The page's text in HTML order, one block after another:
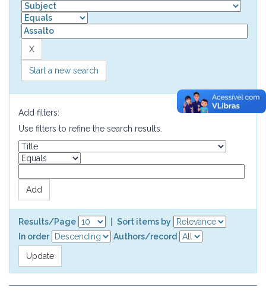
Start a new search
Add filters:
Use filters to refine the search results.
Results/Page
Sort items by
In order
Authors/record